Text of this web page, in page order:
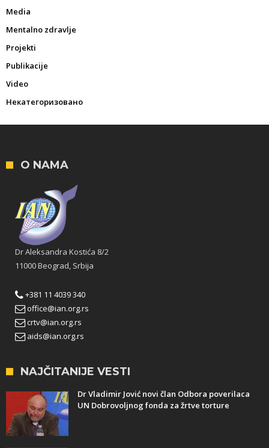
Media
Mentalno zdravlje
Projekti
Publikacije
Video
Некатегоризовано
O NAMA
Dr Aleksandra Kostića 8/2
11000 Beograd, Srbija
+381 11 4039 340
office@ian.org.rs
crtv@ian.org.rs
aids@ian.org.rs
NAJČITANIJE VESTI
Dr Vladimir Jović novi član Odbora poverilaca
UN Dobrovoljnog fonda za žrtve torture